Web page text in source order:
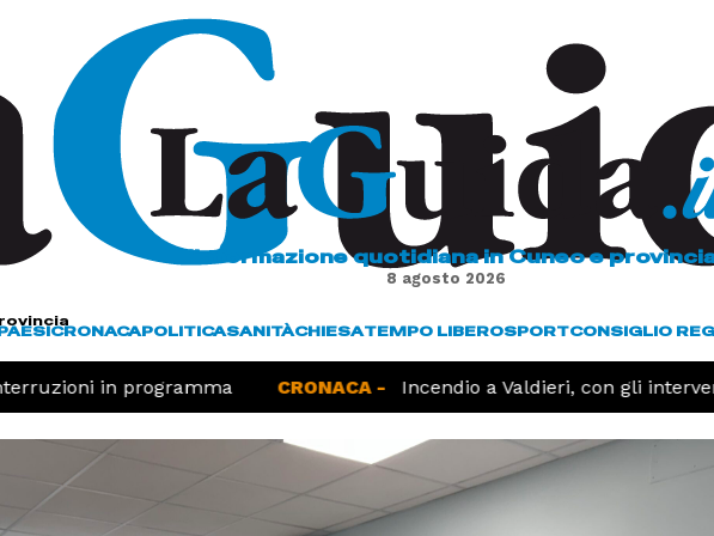
L'informazione quotidiana in Cuneo e
8 agosto 2026
CRONACAPOLITICASANITÀCHIESATEMPO LIBEROSPORTCONSIGLIO
in programma CRONACA - Incendio a Valdieri, con gli interventi